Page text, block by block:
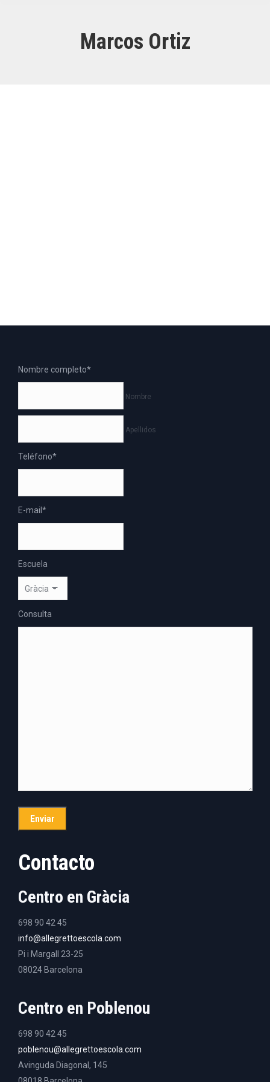
Marcos Ortiz
Nombre completo*
Nombre
Apellidos
Teléfono*
E-mail *
Escuela
Consulta
Contacto
Centro en Gràcia
698 90 42 45
info@allegrettoescola.com
Pi i Margall 23-25
08024 Barcelona
Centro en Poblenou
698 90 42 45
poblenou@allegrettoescola.com
Avinguda Diagonal, 145